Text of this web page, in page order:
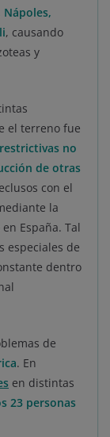
Nápoles,
, causando
y
el terreno fue
no
de otras
con el
la
España. Tal
especiales de
dentro
de
. En
en distintas
23 personas